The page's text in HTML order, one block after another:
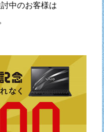
中のお客様は